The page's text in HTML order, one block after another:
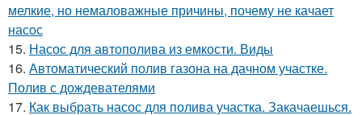
мелкие, но немаловажные причины, почему не качает
насос
15. Насос для автополива из емкости. Виды
16. Автоматический полив газона на дачном участке.
Полив с дождевателями
17. Как выбрать насос для полива участка. Закачаешься.